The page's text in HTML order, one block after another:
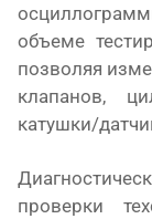
объеме
позволяя
клапанов,
катушки/
проверки